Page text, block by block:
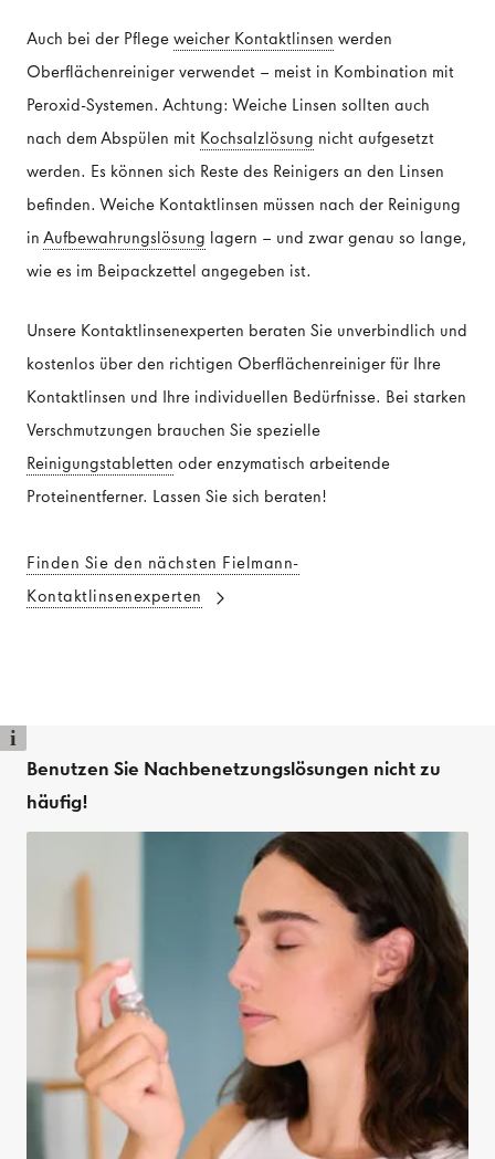
Auch bei der Pflege weicher Kontaktlinsen werden
Oberflächenreiniger verwendet – meist in Kombination mit
Peroxid-Systemen. Achtung: Weiche Linsen sollten auch
nach dem Abspülen mit Kochsalzlösung nicht aufgesetzt
werden. Es können sich Reste des Reinigers an den Linsen
befinden. Weiche Kontaktlinsen müssen nach der Reinigung
in Aufbewahrungslösung lagern – und zwar genau so lange,
wie es im Beipackzettel angegeben ist.
Unsere Kontaktlinsenexperten beraten Sie unverbindlich und
kostenlos über den richtigen Oberflächenreiniger für Ihre
Kontaktlinsen und Ihre individuellen Bedürfnisse. Bei starken
Verschmutzungen brauchen Sie spezielle
Reinigungstabletten oder enzymatisch arbeitende
Proteinentferner. Lassen Sie sich beraten!
Finden Sie den nächsten Fielmann-
Kontaktlinsenexperten
i
Benutzen Sie Nachbenetzungslösungen nicht zu
häufig!